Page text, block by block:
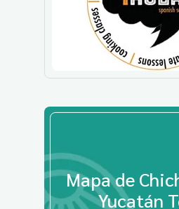
Mapa de
Yucatán